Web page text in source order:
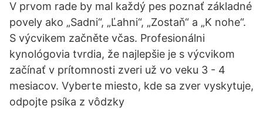
V prvom rade by mal každý pes poznať základné
povely ako „Sadni“, „Ľahni“, „Zostaň“ a „K nohe“.
S výcvikem začněte včas. Profesionálni
kynológovia tvrdia, že najlepšie je s výcvikom
začínať v prítomnosti zveri už vo veku 3 - 4
mesiacov. Vyberte miesto, kde sa zver vyskytuje,
odpojte psíka z vôdzky